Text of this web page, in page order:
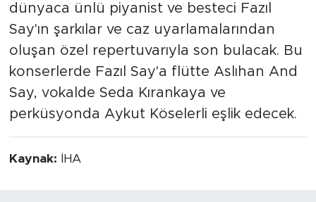
dünyaca ünlü piyanist ve besteci Fazıl
Say'ın şarkılar ve caz uyarlamalarından
oluşan özel repertuvarıyla son bulacak. Bu
konserlerde Fazıl Say'a flütte Aslıhan And
Say, vokalde Seda Kırankaya ve
perküsyonda Aykut Köselerli eşlik edecek.
Kaynak: İHA